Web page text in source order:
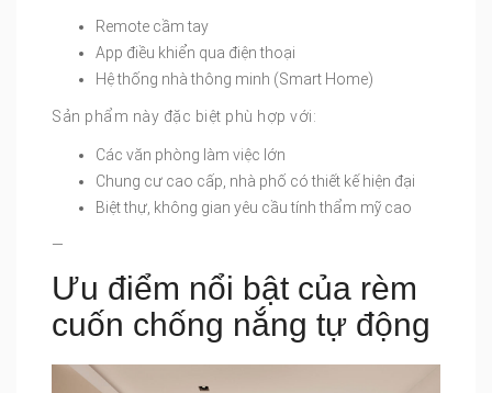
Remote cầm tay
App điều khiển qua điện thoại
Hệ thống nhà thông minh (Smart Home)
Sản phẩm này đặc biệt phù hợp với:
Các văn phòng làm việc lớn
Chung cư cao cấp, nhà phố có thiết kế hiện đại
Biệt thự, không gian yêu cầu tính thẩm mỹ cao
—
Ưu điểm nổi bật của rèm
cuốn chống nắng tự động